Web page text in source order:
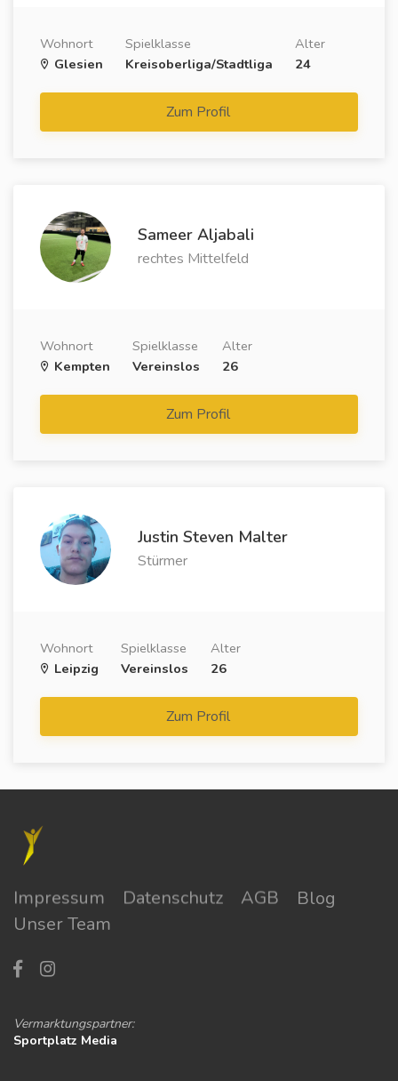
Wohnort
Glesien
Spielklasse
Kreisoberliga/Stadtliga
Alter
24
Zum Profil
Sameer Aljabali
rechtes Mittelfeld
Wohnort
Kempten
Spielklasse
Vereinslos
Alter
26
Zum Profil
Justin Steven Malter
Stürmer
Wohnort
Leipzig
Spielklasse
Vereinslos
Alter
26
Zum Profil
Impressum Datenschutz AGB
Blog
Unser Team
Vermarktungspartner:
Sportplatz Media